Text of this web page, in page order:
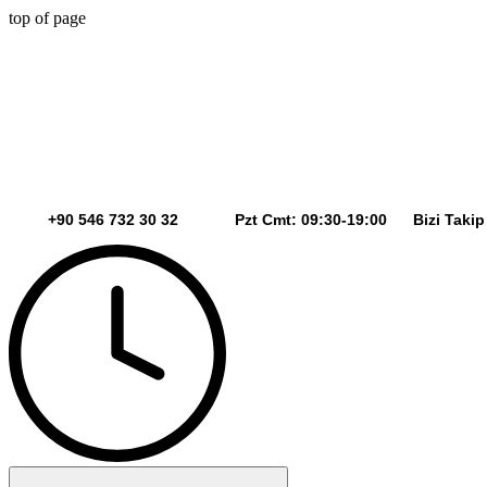
top of page
+90 546 732 30 32 Pzt Cmt: 09:30-19:00 Bizi Takip